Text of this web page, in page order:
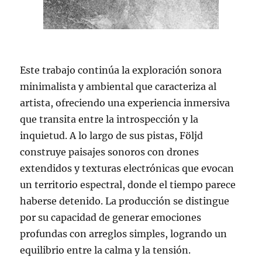
Este trabajo continúa la exploración sonora
minimalista y ambiental que caracteriza al
artista, ofreciendo una experiencia inmersiva
que transita entre la introspección y la
inquietud. A lo largo de sus pistas, Följd
construye paisajes sonoros con drones
extendidos y texturas electrónicas que evocan
un territorio espectral, donde el tiempo parece
haberse detenido. La producción se distingue
por su capacidad de generar emociones
profundas con arreglos simples, logrando un
equilibrio entre la calma y la tensión.